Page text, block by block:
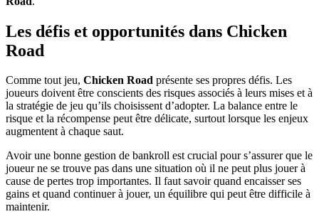
Les défis et opportunités dans Chicken
Road
Comme tout jeu, Chicken Road présente ses propres défis. Les
joueurs doivent être conscients des risques associés à leurs mises et à
la stratégie de jeu qu’ils choisissent d’adopter. La balance entre le
risque et la récompense peut être délicate, surtout lorsque les enjeux
augmentent à chaque saut.
Avoir une bonne gestion de bankroll est crucial pour s’assurer que le
joueur ne se trouve pas dans une situation où il ne peut plus jouer à
cause de pertes trop importantes. Il faut savoir quand encaisser ses
gains et quand continuer à jouer, un équilibre qui peut être difficile à
maintenir.